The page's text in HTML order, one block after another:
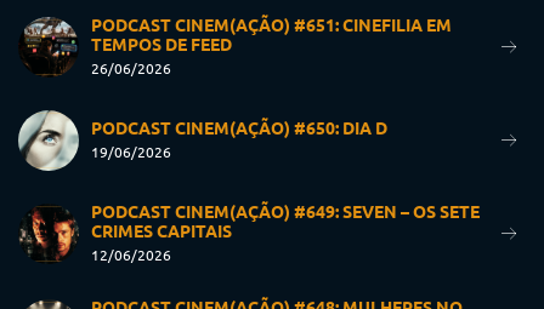
PODCAST CINEM(AÇÃO) #651: CINEFILIA EM
TEMPOS DE FEED
26/06/2026
PODCAST CINEM(AÇÃO) #650: DIA D
19/06/2026
PODCAST CINEM(AÇÃO) #649: SEVEN – OS SETE
CRIMES CAPITAIS
12/06/2026